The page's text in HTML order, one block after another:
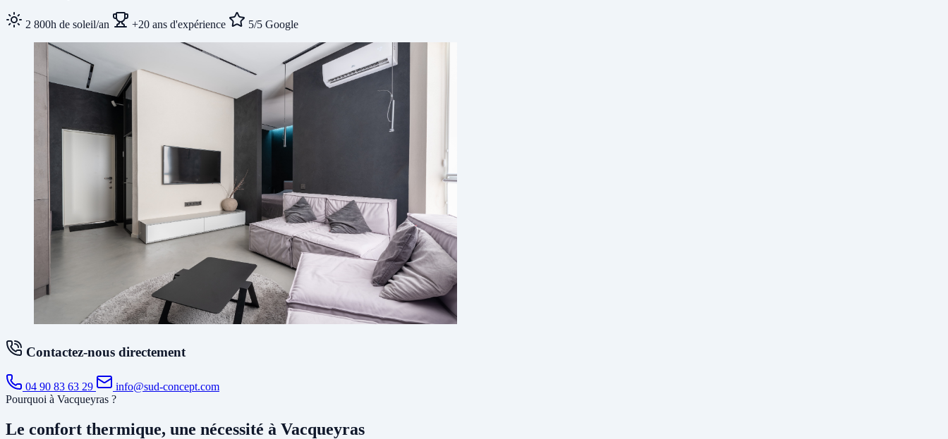
2 800h de soleil/an +20 ans d'expérience 5/5 Google
Contactez-nous directement
04 90 83 63 29
info@sud-concept.com
Pourquoi à Vacqueyras ?
Le confort thermique, une nécessité à Vacqueyras